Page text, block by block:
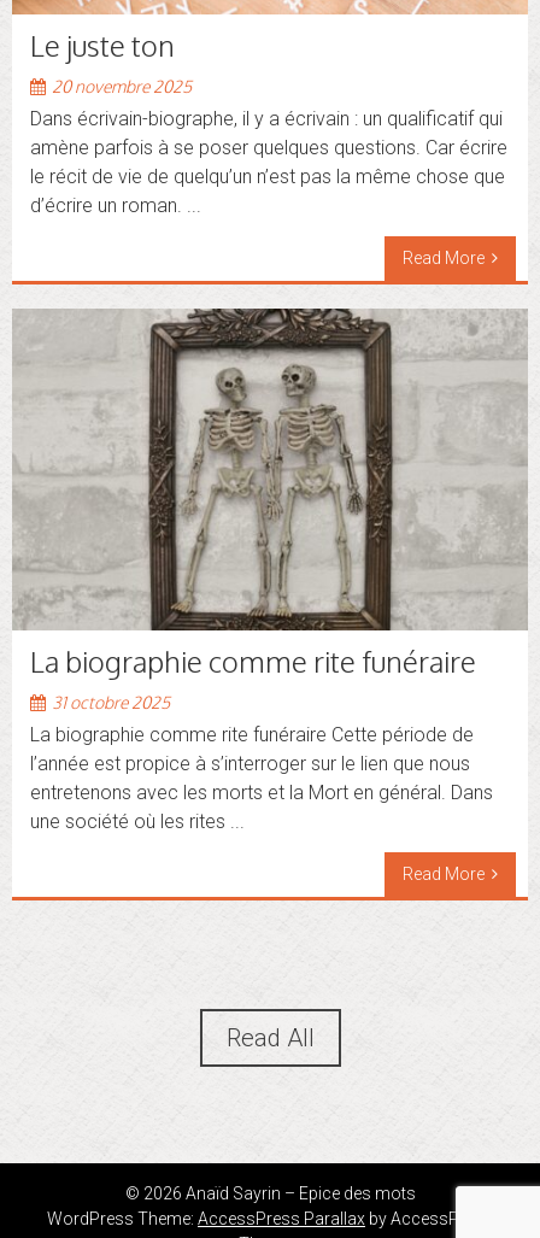
Le juste ton
20 novembre 2025
Dans écrivain-biographe, il y a écrivain : un qualificatif qui
amène parfois à se poser quelques questions. Car écrire
le récit de vie de quelqu’un n’est pas la même chose que
d’écrire un roman. ...
Read More
La biographie comme rite funéraire
31 octobre 2025
La biographie comme rite funéraire Cette période de
l’année est propice à s’interroger sur le lien que nous
entretenons avec les morts et la Mort en général. Dans
une société où les rites ...
Read More
Read All
© 2026 Anaïd Sayrin – Epice des mots
WordPress Theme: AccessPress Parallax by AccessPress